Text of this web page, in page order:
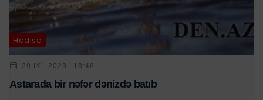
Hadisə
29 IYL 2023 | 18:48
Astarada bir nəfər dənizdə batıb